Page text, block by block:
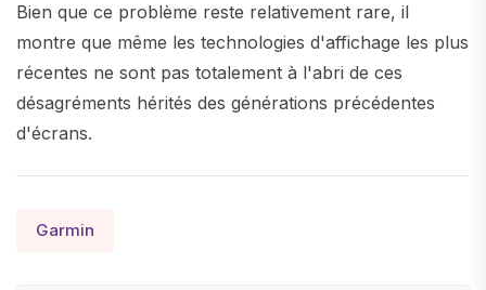
Bien que ce problème reste relativement rare, il
montre que même les technologies d'affichage les plus
récentes ne sont pas totalement à l'abri de ces
désagréments hérités des générations précédentes
d'écrans.
Garmin